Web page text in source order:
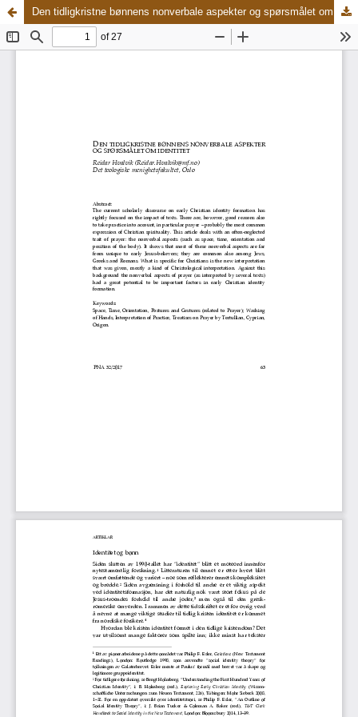
Den tidligkristne bønnens nonverbale aspekter og spørsmålet om identitet